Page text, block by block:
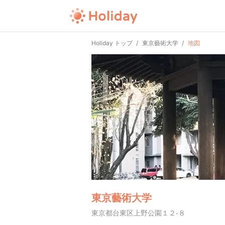
Holiday トップ 東京藝術大学 地図
東京藝術大学
東京都台東区上野公園１２-８